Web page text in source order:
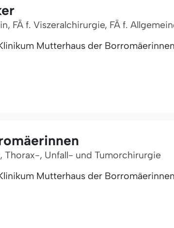
FÄ f. Viszeralchirurgie, FÄ f.
Mutterhaus der Borromäerinnen
, Unfall- und Tumorchirurgie
Mutterhaus der Borromäerinnen